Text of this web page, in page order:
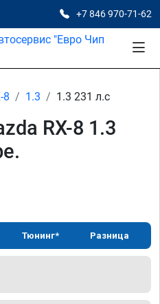
+7 846 970-71-62
8 1.3 1.3 231 л.с
RX-8 1.3
Тюнинг* Разница